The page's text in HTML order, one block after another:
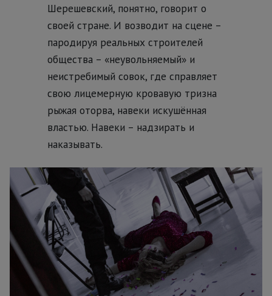
Шерешевский, понятно, говорит о
своей стране. И возводит на сцене –
пародируя реальных строителей
общества – «неувольняемый» и
неистребимый совок, где справляет
свою лицемерную кровавую тризна
рыжая оторва, навеки искушённая
властью. Навеки – надзирать и
наказывать.